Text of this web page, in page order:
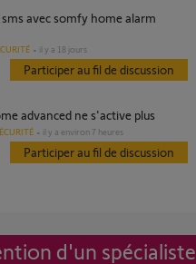
il y a 18 jours
Participer au fil de discussion
advanced ne s'active plus
il y a environ 7 heures
Participer au fil de discussion
d'un spécialiste